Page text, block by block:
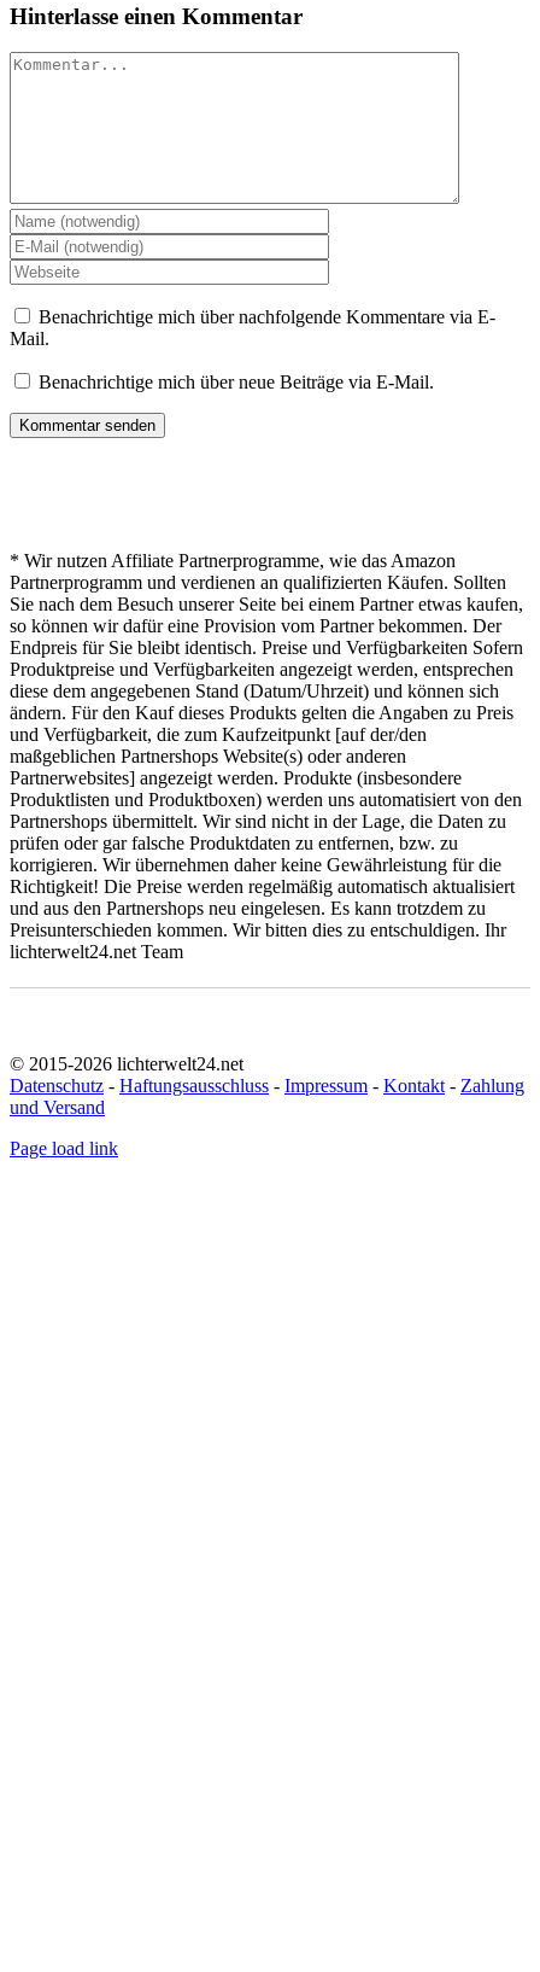
Facebook
X
Reddit
LinkedIn
WhatsApp
Telegram
Tumblr
Pinterest
Vk
Xing
E-
Hinterlasse einen Kommentar
Kommentar
Benachrichtige mich über nachfolgende Kommentare via E-
Mail.
Benachrichtige mich über neue Beiträge via E-Mail.
* Wir nutzen Affiliate Partnerprogramme, wie das Amazon
Partnerprogramm und verdienen an qualifizierten Käufen. Sollten
Sie nach dem Besuch unserer Seite bei einem Partner etwas kaufen,
so können wir dafür eine Provision vom Partner bekommen. Der
Endpreis für Sie bleibt identisch. Preise und Verfügbarkeiten Sofern
Produktpreise und Verfügbarkeiten angezeigt werden, entsprechen
diese dem angegebenen Stand (Datum/Uhrzeit) und können sich
ändern. Für den Kauf dieses Produkts gelten die Angaben zu Preis
und Verfügbarkeit, die zum Kaufzeitpunkt [auf der/den
maßgeblichen Partnershops Website(s) oder anderen
Partnerwebsites] angezeigt werden. Produkte (insbesondere
Produktlisten und Produktboxen) werden uns automatisiert von den
Partnershops übermittelt. Wir sind nicht in der Lage, die Daten zu
prüfen oder gar falsche Produktdaten zu entfernen, bzw. zu
korrigieren. Wir übernehmen daher keine Gewährleistung für die
Richtigkeit! Die Preise werden regelmäßig automatisch aktualisiert
und aus den Partnershops neu eingelesen. Es kann trotzdem zu
Preisunterschieden kommen. Wir bitten dies zu entschuldigen. Ihr
lichterwelt24.net Team
© 2015-2026 lichterwelt24.net
Datenschutz - Haftungsausschluss - Impressum - Kontakt - Zahlung
und Versand
Page load link